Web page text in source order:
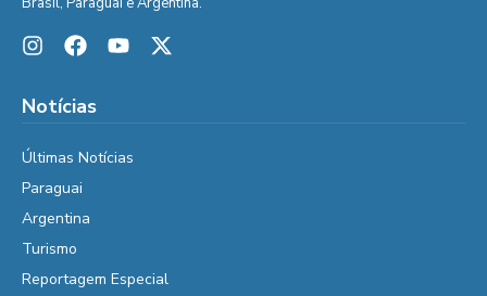
Notícias
Últimas Notícias
Paraguai
Argentina
Turismo
Reportagem Especial